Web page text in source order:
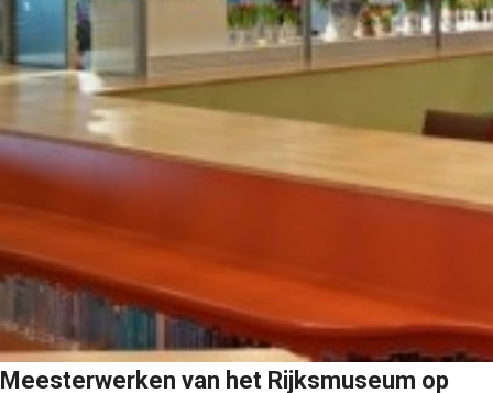
Meesterwerken van het Rijksmuseum op